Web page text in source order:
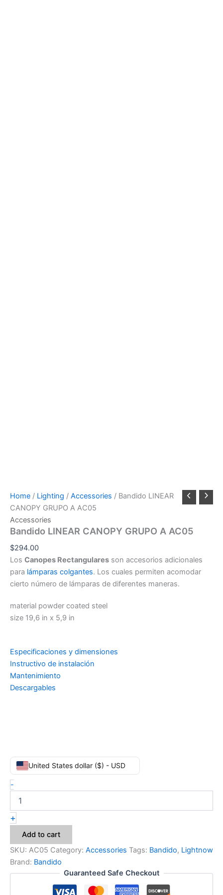
Home / Lighting / Accessories / Bandido LINEAR
CANOPY GRUPO A AC05
Accessories
Bandido LINEAR CANOPY GRUPO A AC05
$294.00
Los Canopes Rectangulares son accesorios adicionales
para lámparas colgantes. Los cuales permiten acomodar
cierto número de lámparas de diferentes maneras.
material powder coated steel
size 19,6 in x 5,9 in
Especificaciones y dimensiones
Instructivo de instalación
Mantenimiento
Descargables
United States dollar ($) - USD
-
+
Add to cart
SKU: AC05 Category: Accessories Tags: Bandido, Lightnow
Brand: Bandido
Guaranteed Safe Checkout